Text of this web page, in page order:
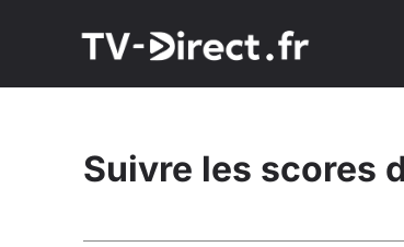
Suivre les scores